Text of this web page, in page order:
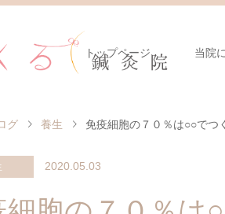
トップページ 当院
グ 養生 免疫細胞の７０％は○○でつ
2020.05.03